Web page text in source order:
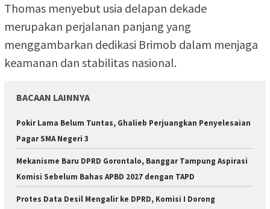
Thomas menyebut usia delapan dekade
merupakan perjalanan panjang yang
menggambarkan dedikasi Brimob dalam menjaga
keamanan dan stabilitas nasional.
BACAAN LAINNYA
Pokir Lama Belum Tuntas, Ghalieb Perjuangkan Penyelesaian
Pagar SMA Negeri 3
Mekanisme Baru DPRD Gorontalo, Banggar Tampung Aspirasi
Komisi Sebelum Bahas APBD 2027 dengan TAPD
Protes Data Desil Mengalir ke DPRD, Komisi I Dorong